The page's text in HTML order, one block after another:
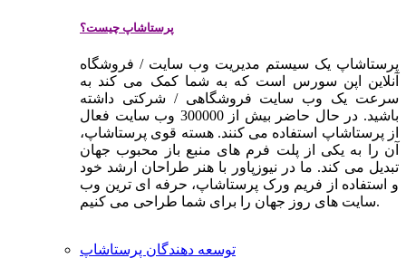
پرستاشاپ چیست؟
پرستاشاپ یک سیستم مدیریت وب سایت / فروشگاه
آنلاین اپن سورس است که به شما کمک می کند به
سرعت یک وب سایت فروشگاهی / شرکتی داشته
باشید. در حال حاضر بیش از 300000 وب سایت فعال
از پرستاشاپ استفاده می کنند. هسته قوی پرستاشاپ،
آن را به یکی از پلت فرم های منبع باز محبوب جهان
تبدیل می کند. ما در نیوزپاور با هنر طراحان ارشد خود
و استفاده از فریم ورک پرستاشاپ، حرفه ای ترین وب
سایت های روز جهان را برای شما طراحی می کنیم.
توسعه دهندگان پرستاشاپ